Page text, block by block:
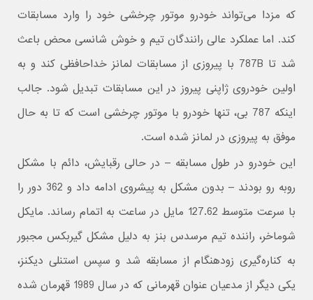
که مزدا می‌تواند خودرو موتور چرخشی خود را وارد مسابقات
کند. اما عملکرد عالی رانندگان تیم و خوش شانسی محض باعث
شد تا 787B با پیروزی از مسابقات لمانز خداحافظی کند و به
اولین خودروی ژاپنی پیروز در این مسابقات تبدیل شود. جالب
اینکه 787 بی، تنها خودرو با موتور چرخشی است که تا به حال
موفق به پیروزی در لمانز شده است.
این خودرو در طول مسابقه – در حالی رقبایش، دائم با مشکل
روبه رو بودند – بدون مشکل به پیشروی ادامه داد و 362 دور را
با سرعت متوسط ​​127.62 مایل در ساعت به اتمام رساند. مایکل
شوماخر، راننده تیم مرسدس بنز به دلیل مشکل گیربکس مجبور
به کناره‌گیری زودهنگام از مسابقه شد و سپس استنلی دیکنز،
یکی دیگر از مدعیان عنوان قهرمانی که در سال 1989 قهرمان شده